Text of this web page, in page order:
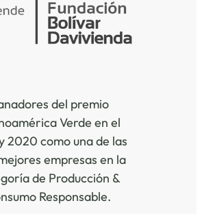
del premio
Verde en el
2020 como una de las
empresas en la
de Producción &
Responsable.